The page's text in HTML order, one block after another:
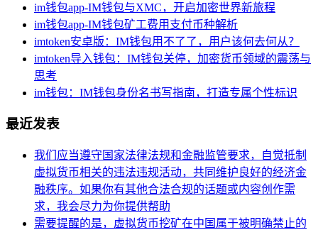
im钱包app-IM钱包与XMC，开启加密世界新旅程
im钱包app-IM钱包矿工费用支付币种解析
imtoken安卓版：IM钱包用不了了，用户该何去何从？
imtoken导入钱包：IM钱包关停，加密货币领域的震荡与
思考
im钱包：IM钱包身份名书写指南，打造专属个性标识
最近发表
我们应当遵守国家法律法规和金融监管要求，自觉抵制
虚拟货币相关的违法违规活动，共同维护良好的经济金
融秩序。如果你有其他合法合规的话题或内容创作需
求，我会尽力为你提供帮助
需要提醒的是，虚拟货币挖矿在中国属于被明确禁止的